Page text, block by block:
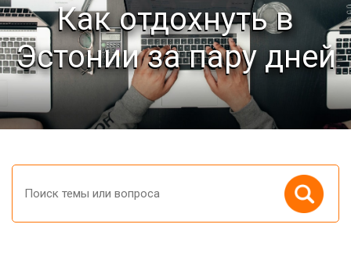
Как отдохнуть в
Эстонии за пару дней